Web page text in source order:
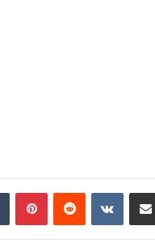
TumblrPinterestReddit